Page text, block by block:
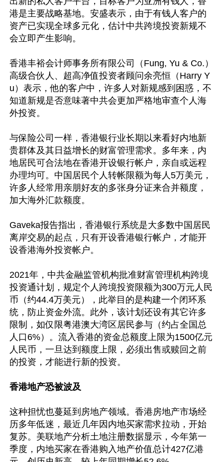
港是主要战略基地。安盛表示，由于有钱人客户的
资产已实现全球多元化，估计中共跨境投资新规不
会立即产生影响。
香港丰裕会计师事务所有限公司（Fung, Yu & Co.）
高级合伙人、超高净值投资者顾问余亮恒（Harry Y
u）表示，他的客户中，许多人对新规感到困惑，不
知道新规是否意味著中共会更加严格地审查个人海
外投资。
与保险公司一样，香港银行业长期以来看好内地新
贵群体及其日益增长的财富管理需求。多年来，内
地居民可合法地在香港开设银行帐户，亲自或远程
办理均可。中国居民个人转帐限额为每人5万美元，
许多人经常用亲朋好友的多张身分证来合并额度，
加大海外汇款额度。
Gaveka报告指出，香港银行系统是大多数中国居民
离岸交易的起点，只有开设香港银行帐户，才能开
设香港海外投资帐户。
2021年，中共金融监管机构批准财富管理机构跨境
投资通计划，规定个人跨境投资限额为300万元人民
币（约44.4万美元），此举目的是构建一个闭环系
统，防止资金外流。此外，该计划还设有其它许多
限制，如仅限粤港澳大湾区居民参与（约占全国总
人口6%）。流入香港的资金总额度上限为1500亿元
人民币，一旦达到额度上限，必须出售或赎回之前
的投资，才能进行新的投资。
香港地产恐被波及
这种担忧也蔓延到房地产领域。香港房地产市场经
历多年低迷，最近几年因内地买家需求拉动，开始
复苏。美联地产分析土地注册数据显示，今年第一
季度，内地买家在香港购入地产价值总计427亿港